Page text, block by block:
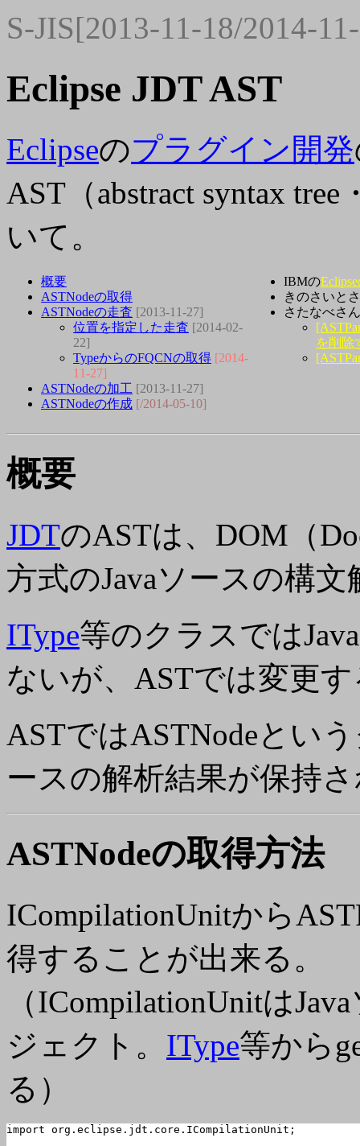
S-JIS[2013-11-18/2014-
Eclipse JDT AST
Eclipseのプラグイン開発
AST（abstract syntax
いて。
概要
ASTNodeの取得
ASTNodeの走査 [2013-11-27]
位置を指定した走査 [2014-02-
22]
TypeからのFQCNの取得 [2014-
11-27]
ASTNodeの加工 [2013-11-27]
ASTNodeの作成 [/2014-05-10]
IBMの
きのさいと
さたなべさん
を削除
概要
JDTのASTは、DOM（
方式のJavaソースの構文
IType等のクラスでは
ないが、ASTでは変更
ASTではASTNodeとい
ースの解析結果が保持
ASTNodeの取得方法
ICompilationUnitから
得することが出来る。
（ICompilationUnitは
ジェクト。 IType等から
る）
import org.eclipse.jdt.core.ICompilationUnit;